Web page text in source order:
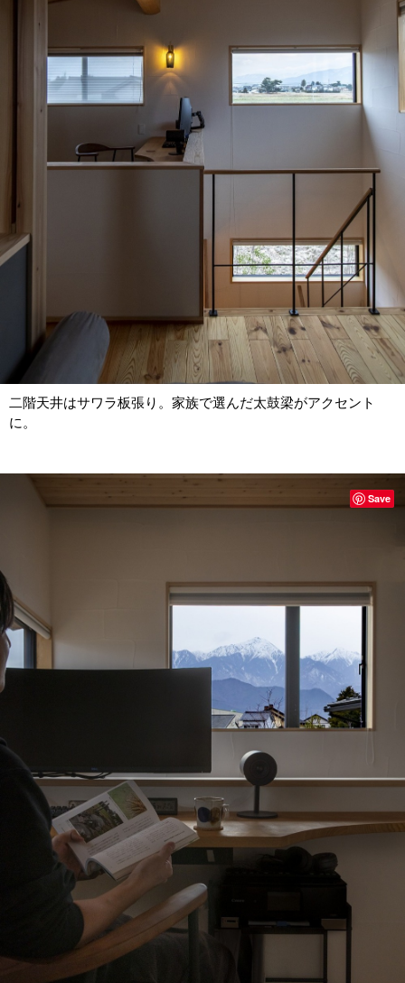
二階天井はサワラ板張り。家族で選んだ太鼓梁がアクセント
に。
Save